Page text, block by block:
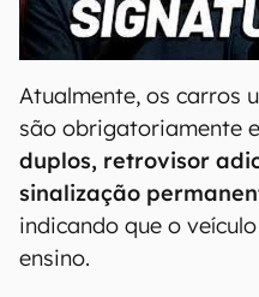
00:00/20:46
Atualmente, os carros
são obrigatoriamente
duplos, retrovisor
sinalização
indicando que o
ensino.